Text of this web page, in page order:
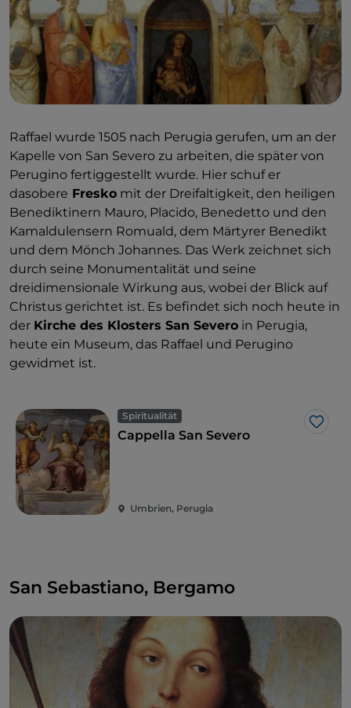
Raffael wurde 1505 nach Perugia gerufen, um an der
Kapelle von San Severo zu arbeiten, die später von
Perugino fertiggestellt wurde. Hier schuf er
dasobere Fresko mit der Dreifaltigkeit, den heiligen
Benediktinern Mauro, Placido, Benedetto und den
Kamaldulensern Romuald, dem Märtyrer Benedikt
und dem Mönch Johannes. Das Werk zeichnet sich
durch seine Monumentalität und seine
dreidimensionale Wirkung aus, wobei der Blick auf
Christus gerichtet ist. Es befindet sich noch heute in
der Kirche des Klosters San Severo in Perugia,
heute ein Museum, das Raffael und Perugino
gewidmet ist.
Spiritualität
Like
Cappella San Severo
Umbrien, Perugia
San Sebastiano, Bergamo